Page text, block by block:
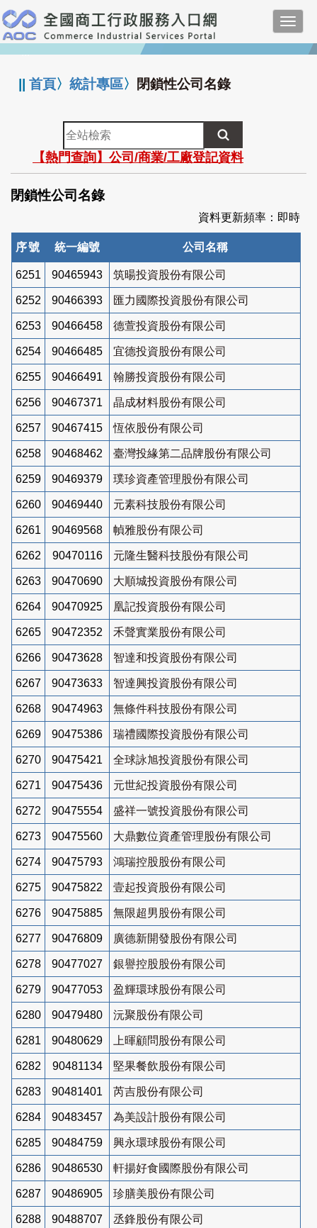
跳
到
主
要
:::
||首頁〉統計專區〉 閉鎖性公司名錄
全
站
檢
索
【熱門查詢】公司/商業/工廠登記資料
閉鎖性公司名錄
資料更新頻率：即時
序號 統一編號 公司名稱
6251 90465943 筑暘投資股份有限公司
6252 90466393 匯力國際投資股份有限公司
6253 90466458 德萱投資股份有限公司
6254 90466485 宜德投資股份有限公司
6255 90466491 翰勝投資股份有限公司
6256 90467371 晶成材料股份有限公司
6257 90467415 恆依股份有限公司
6258 90468462 臺灣投緣第二品牌股份有限公司
6259 90469379 璞珍資產管理股份有限公司
6260 90469440 元素科技股份有限公司
6261 90469568 幀雅股份有限公司
6262 90470116 元隆生醫科技股份有限公司
6263 90470690 大順城投資股份有限公司
6264 90470925 凰記投資股份有限公司
6265 90472352 禾聲實業股份有限公司
6266 90473628 智達和投資股份有限公司
6267 90473633 智達興投資股份有限公司
6268 90474963 無條件科技股份有限公司
6269 90475386 瑞禮國際投資股份有限公司
6270 90475421 全球詠旭投資股份有限公司
6271 90475436 元世紀投資股份有限公司
6272 90475554 盛祥一號投資股份有限公司
6273 90475560 大鼎數位資產管理股份有限公司
6274 90475793 鴻瑞控股股份有限公司
6275 90475822 壹起投資股份有限公司
6276 90475885 無限超男股份有限公司
6277 90476809 廣德新開發股份有限公司
6278 90477027 銀譽控股股份有限公司
6279 90477053 盈輝環球股份有限公司
6280 90479480 沅聚股份有限公司
6281 90480629 上暉顧問股份有限公司
6282 90481134 堅果餐飲股份有限公司
6283 90481401 芮吉股份有限公司
6284 90483457 為美設計股份有限公司
6285 90484759 興永環球股份有限公司
6286 90486530 軒揚好食國際股份有限公司
6287 90486905 珍膳美股份有限公司
6288 90488707 丞鋒股份有限公司